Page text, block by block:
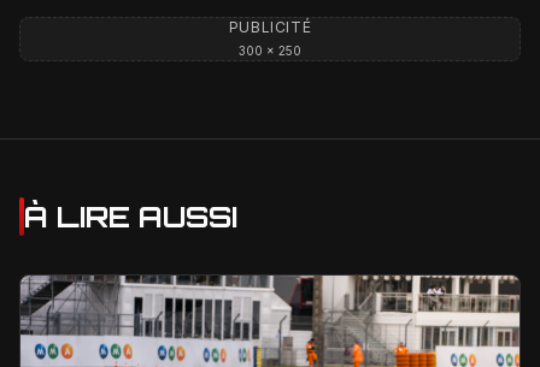
PUBLICITÉ
300 × 250
À LIRE AUSSI